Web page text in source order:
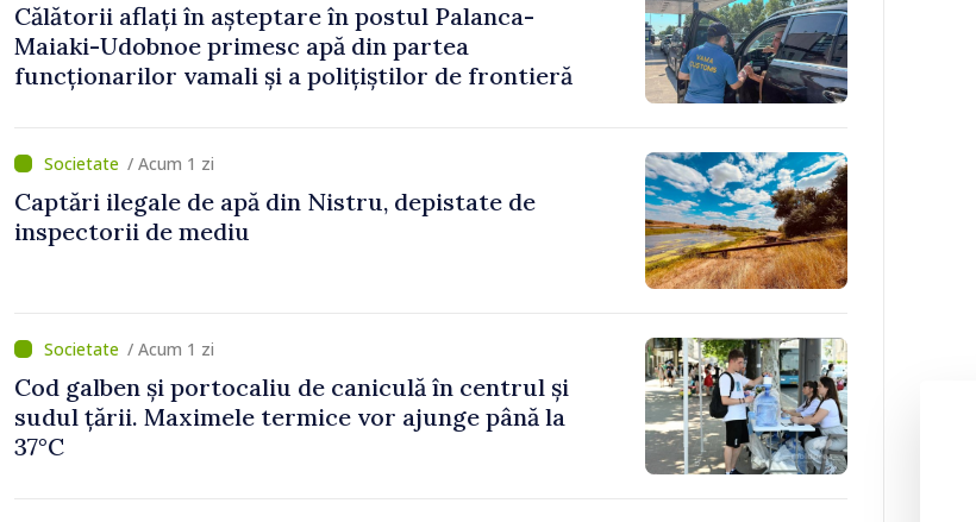
Călătorii aflați în așteptare în postul Palanca-
Maiaki-Udobnoe primesc apă din partea
funcționarilor vamali și a polițiștilor de frontieră
/ Acum 1 zi
Captări ilegale de apă din Nistru, depistate de
inspectorii de mediu
/ Acum 1 zi
Cod galben și portocaliu de caniculă în centrul și
sudul țării. Maximele termice vor ajunge până la
37°C